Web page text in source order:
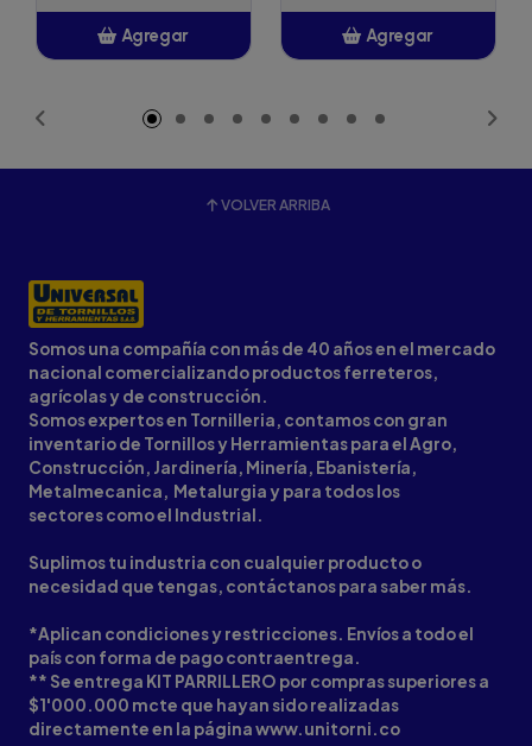
Agregar Agregar
VOLVER ARRIBA
Somos una compañía con más de 40 años en el mercado
nacional comercializando productos ferreteros,
agrícolas y de construcción.
Somos expertos en Tornilleria, contamos con gran
inventario de Tornillos y Herramientas para el Agro,
Construcción, Jardinería, Minería, Ebanistería,
Metalmecanica, Metalurgia y para todos los
sectores como el Industrial.
Suplimos tu industria con cualquier producto o
necesidad que tengas, contáctanos para saber más.
*Aplican condiciones y restricciones. Envíos a todo el
país con forma de pago contraentrega.
** Se entrega KIT PARRILLERO por compras superiores a
$1'000.000 mcte que hayan sido realizadas
directamente en la página www.unitorni.co